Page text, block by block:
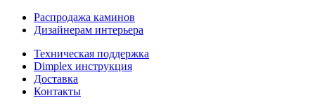
Распродажа каминов
Дизайнерам интерьера
Техническая поддержка
Dimplex инструкция
Доставка
Контакты